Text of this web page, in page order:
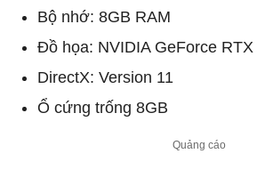
Bộ nhớ: 8GB RAM
Đồ họa: NVIDIA GeForce RTX
DirectX: Version 11
Ổ cứng trống 8GB